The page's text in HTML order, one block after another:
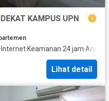
KAMPUS UPN
· Internet·Keamanan 24 jam·Angkat
Lihat detail